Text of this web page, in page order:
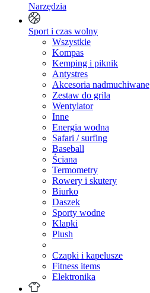
Narzędzia
Sport i czas wolny
Wszystkie
Kompas
Kemping i piknik
Antystres
Akcesoria nadmuchiwane
Zestaw do grila
Wentylator
Inne
Energia wodna
Safari / surfing
Baseball
Ściana
Termometry
Rowery i skutery
Biurko
Daszek
Sporty wodne
Klapki
Plush
Czapki i kapelusze
Fitness items
Elektronika